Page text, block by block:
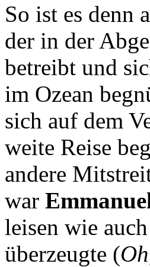
So ist es denn
der in der
betreibt und
im Ozean
sich auf dem
weite Reise
andere
war
leisen wie
überzeugte (